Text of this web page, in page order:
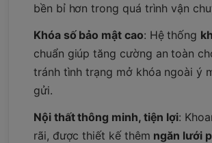
bền bỉ hơn trong quá trình vận
Khóa số bảo mật cao: Hệ thống
chuẩn giúp tăng cường an toàn
tránh tình trạng mở khóa ngoài ý
gửi.
Nội thất thông minh, tiện lợi:
rãi, được thiết kế thêm ngăn lưới